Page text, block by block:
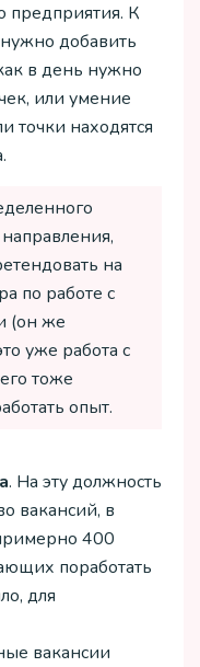
предприятия. К
добавить
в день нужно
или умение
точки находятся
на
по работе с
(он же
уже работа с
тоже
опыт.
. На эту должность
вакансий, в
400
поработать
для
вакансии